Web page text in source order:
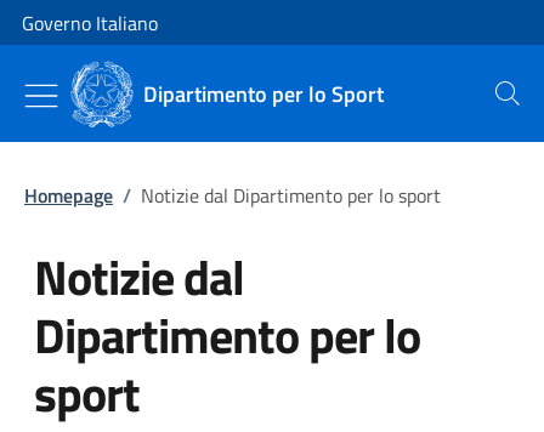
Vai al contenuto
Vai alla navigazione del sito
Governo Italiano
Dipartimento per lo Sport Cerca
Homepage / Notizie dal Dipartimento per lo sport
Notizie dal
Dipartimento per lo
sport